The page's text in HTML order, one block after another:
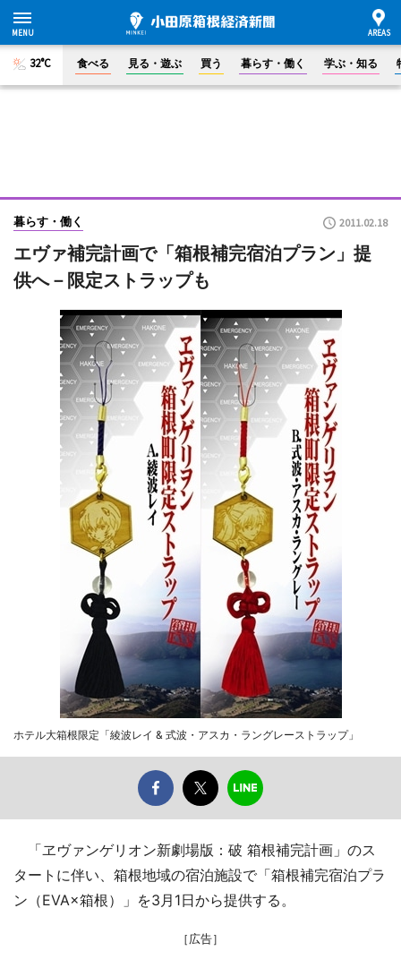
32°C 食べる 見る・遊ぶ 買う 暮らす・働く 学ぶ・知る
暮らす・働く 2011.02.18
エヴァ補完計画で「箱根補完宿泊プラン」提
供へ－限定ストラップも
ホテル大箱根限定「綾波レイ & 式波・アスカ・ラングレーストラップ」
「ヱヴァンゲリオン新劇場版：破 箱根補完計画」のス
タートに伴い、箱根地域の宿泊施設で「箱根補完宿泊プラ
ン（EVA×箱根）」を3月1日から提供する。
［広告］